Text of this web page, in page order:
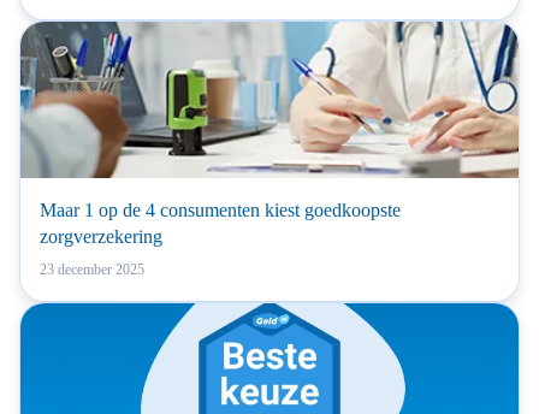
Maar 1 op de 4 consumenten kiest goedkoopste
zorgverzekering
23 december 2025